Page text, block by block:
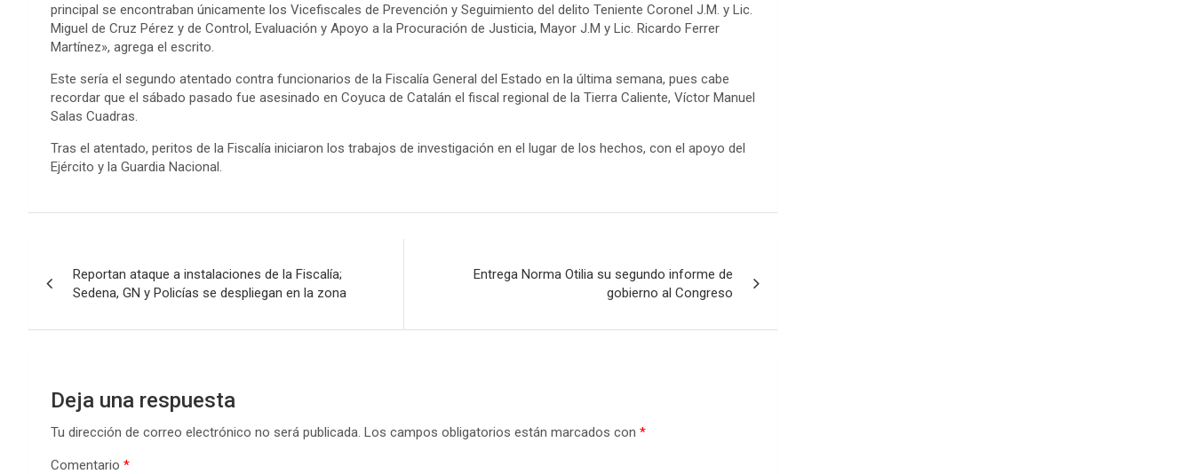
principal se encontraban únicamente los Vicefiscales de Prevención y Seguimiento del delito Teniente Coronel J.M. y Lic.
Miguel de Cruz Pérez y de Control, Evaluación y Apoyo a la Procuración de Justicia, Mayor J.M y Lic. Ricardo Ferrer
Martínez», agrega el escrito.
Este sería el segundo atentado contra funcionarios de la Fiscalía General del Estado en la última semana, pues cabe
recordar que el sábado pasado fue asesinado en Coyuca de Catalán el fiscal regional de la Tierra Caliente, Víctor Manuel
Salas Cuadras.
Tras el atentado, peritos de la Fiscalía iniciaron los trabajos de investigación en el lugar de los hechos, con el apoyo del
Ejército y la Guardia Nacional.
de
entradas
Reportan ataque a instalaciones de la Fiscalía;
Sedena, GN y Policías se despliegan en la zona
Entrega Norma Otilia su segundo informe de
gobierno al Congreso
Deja una respuesta
Tu dirección de correo electrónico no será publicada. Los campos obligatorios están marcados con *
Comentario *